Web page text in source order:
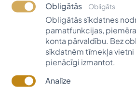
Aprīlis
LASĪT VAIRĀK
Obligātās Obligāts
Obligātās sīkdatnes
pamatfunkcijas,
konta pārvaldību. Bez
sīkdatnēm tīmekļa vietni
pienācīgi izmantot.
Analīze